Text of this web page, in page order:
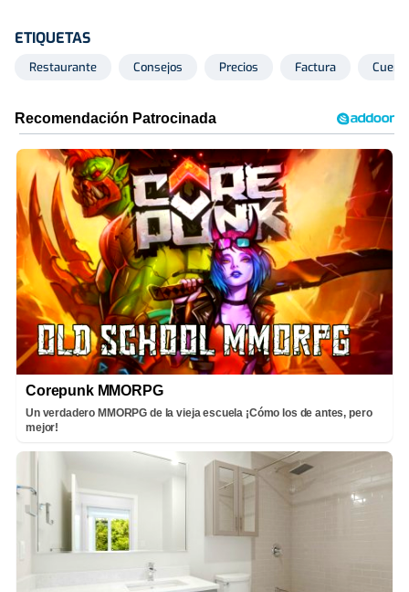
ETIQUETAS
Restaurante Consejos Precios Factura
Corepunk MMORPG
Un verdadero MMORPG de la vieja escuela ¡Cómo los de antes, pero
mejor!